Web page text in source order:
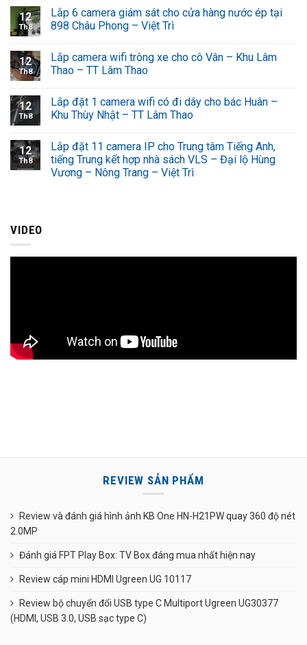
12
Th8
Lắp 6 camera giám sát cho cửa hàng nước ép tại
898 Châu Phong – Việt Trì
12
Th8
Lắp camera wifi trông xe cho cô Vân – Khu Lâm
Thao – TT Lâm Thao
12
Th8
Lắp đặt 1 camera wifi có đi dây cho bác Huân –
Khu Thùy Nhật – TT Lâm Thao
12
Th8
Lắp đặt 11 camera IP cho Trung tâm Tiếng Anh,
tiếng Trung kết hợp nhà sách VLS – Đại lộ Hùng
Vương – Nông Trang – Việt Trì
VIDEO
REVIEW SẢN PHẨM
Review và đánh giá hình ảnh KB One HN-H21PW quay 360 độ nét
2.0MP
Đánh giá FPT Play Box: TV Box đáng mua nhất hiện nay
Review cáp mini HDMI Ugreen UG 10117
Review bộ chuyển đổi USB type C Multiport Ugreen UG30377
(HDMI, USB 3.0, USB sạc type C)